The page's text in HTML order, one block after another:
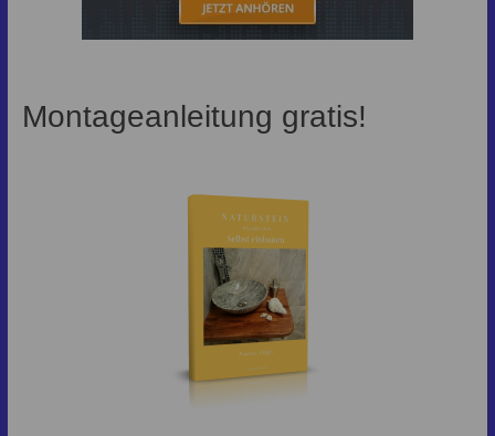
Montageanleitung gratis!